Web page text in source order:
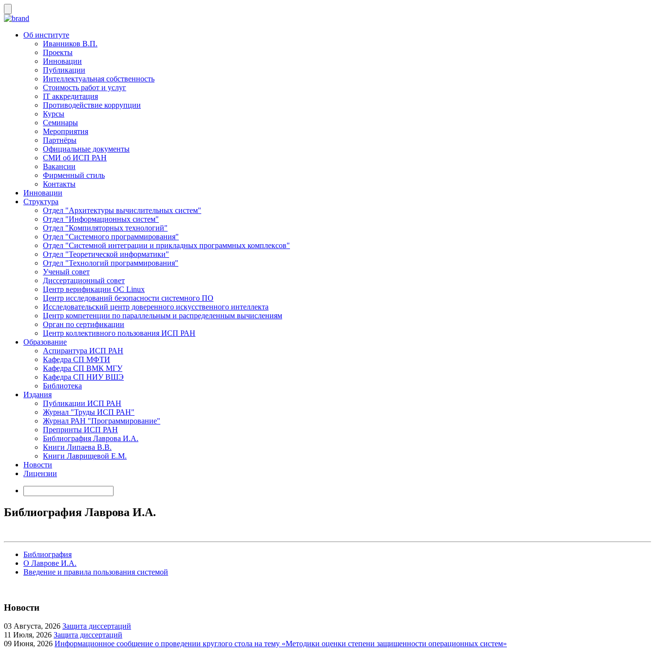
Об институте
Иванников В.П.
Проекты
Инновации
Публикации
Интеллектуальная собственность
Стоимость работ и услуг
IT аккредитация
Противодействие коррупции
Курсы
Семинары
Мероприятия
Партнёры
Официальные документы
СМИ об ИСП РАН
Вакансии
Фирменный стиль
Контакты
Инновации
Структура
Отдел "Архитектуры вычислительных систем"
Отдел "Информационных систем"
Отдел "Компиляторных технологий"
Отдел "Системного программирования"
Отдел "Системной интеграции и прикладных программных комплексов"
Отдел "Теоретической информатики"
Отдел "Технологий программирования"
Ученый совет
Диссертационный совет
Центр верификации ОС Linux
Центр исследований безопасности системного ПО
Исследовательский центр доверенного искусственного интеллекта
Центр компетенции по параллельным и распределенным вычислениям
Орган по сертификации
Центр коллективного пользования ИСП РАН
Образование
Аспирантура ИСП РАН
Кафедра СП МФТИ
Кафедра СП ВМК МГУ
Кафедра СП НИУ ВШЭ
Библиотека
Издания
Публикации ИСП РАН
Журнал "Труды ИСП РАН"
Журнал РАН "Программирование"
Препринты ИСП РАН
Библиография Лаврова И.А.
Книги Липаева В.В.
Книги Лаврищевой Е.М.
Новости
Лицензии
Библиография Лаврова И.А.
Библиография
О Лаврове И.А.
Введение и правила пользования системой
Новости
03 Августа, 2026 Защита диссертаций
11 Июля, 2026 Защита диссертаций
09 Июня, 2026 Информационное сообщение о проведении круглого стола на тему «Методики оценки степени защищенности операционных систем»